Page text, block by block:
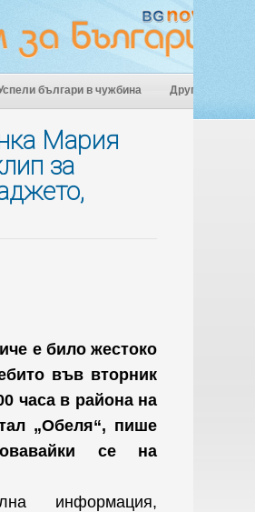
българи в чужбина Други
Мария
за
е било жестоко
във вторник
часа в района на
„Обеля“, пише
се на
информация,